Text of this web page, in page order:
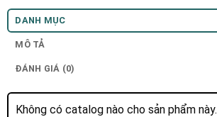
DANH MỤC
MÔ TẢ
ĐÁNH GIÁ (0)
Không có catalog nào cho sản phẩm này.